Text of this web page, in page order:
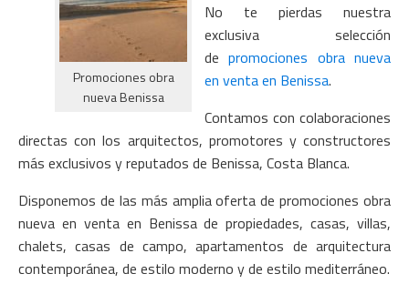
Promociones obra
nueva Benissa
No te pierdas nuestra
exclusiva selección
depromociones obra nueva
en venta en Benissa.
Contamos con colaboraciones
directas con los arquitectos, promotores y constructores
más exclusivos y reputados de Benissa, Costa Blanca.
Disponemos de las más amplia oferta de promociones obra
nueva en venta en Benissa de propiedades, casas, villas,
chalets, casas de campo, apartamentos de arquitectura
contemporánea, de estilo moderno y de estilo mediterráneo.